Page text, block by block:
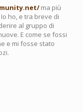
ma più
ho, e tra breve di
al gruppo di
E come se fossi
e mi fosse stato